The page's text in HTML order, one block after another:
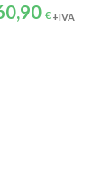
€ +IVA